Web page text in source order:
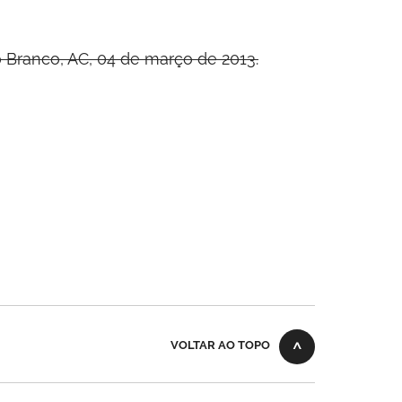
Branco, AC, 04 de março de 2013.
VOLTAR AO TOPO